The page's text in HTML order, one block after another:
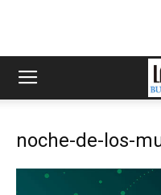
noche-de-los-